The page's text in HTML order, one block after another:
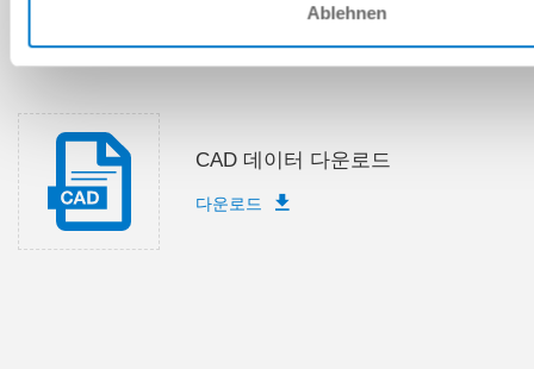
Ablehnen
CAD 데이터 다운로드
다운로드